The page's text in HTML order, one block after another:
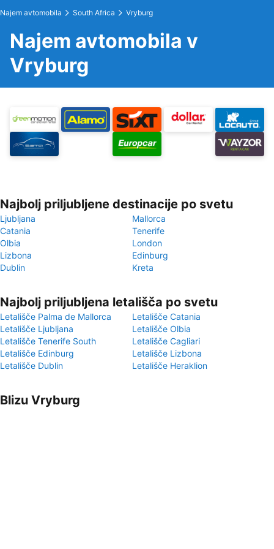
Najem avtomobila South Africa Vryburg
Najem avtomobila v
Vryburg
Najbolj priljubljene destinacije po svetu
Ljubljana
Mallorca
Catania
Tenerife
Olbia
London
Lizbona
Edinburg
Dublin
Kreta
Najbolj priljubljena letališča po svetu
Letališče Palma de Mallorca
Letališče Catania
Letališče Ljubljana
Letališče Olbia
Letališče Tenerife South
Letališče Cagliari
Letališče Edinburg
Letališče Lizbona
Letališče Dublin
Letališče Heraklion
Blizu Vryburg